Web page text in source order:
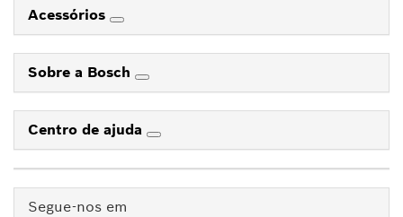
Acessórios
Sobre a Bosch
Centro de ajuda
Segue-nos em